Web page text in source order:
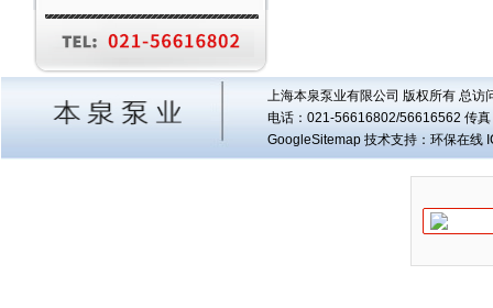
上海本泉泵业有限公司 版权所有 总访
电话：021-56616802/56616562 传
GoogleSitemap技术支持：环保在线